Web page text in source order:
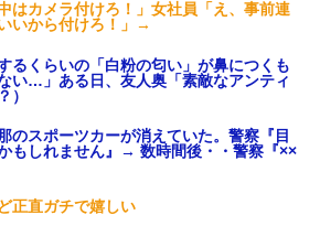
はカメラ付けろ！」女社員「え、事前連
いから付けろ！」→
るくらいの「白粉の匂い」が鼻につくも
い…」ある日、友人奥「素敵なアンティ
）
のスポーツカーが消えていた。警察『目
もしれません』→ 数時間後・・警察『××
正直ガチで嬉しい